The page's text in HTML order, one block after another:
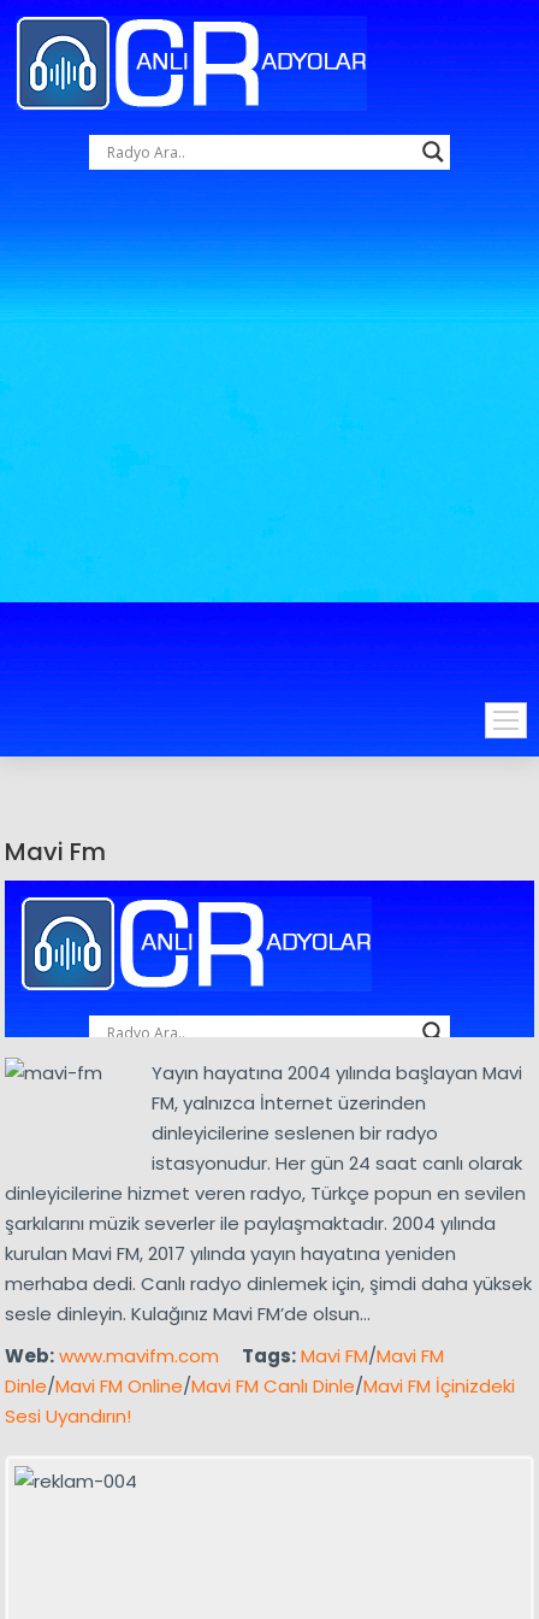
Mavi Fm
Yayın hayatına 2004 yılında başlayan Mavi
FM, yalnızca İnternet üzerinden
dinleyicilerine seslenen bir radyo
istasyonudur. Her gün 24 saat canlı olarak
dinleyicilerine hizmet veren radyo, Türkçe popun en sevilen
şarkılarını müzik severler ile paylaşmaktadır. 2004 yılında
kurulan Mavi FM, 2017 yılında yayın hayatına yeniden
merhaba dedi. Canlı radyo dinlemek için, şimdi daha yüksek
sesle dinleyin. Kulağınız Mavi FM’de olsun…
Web:www.mavifm.com Tags:Mavi FM/Mavi FM
Dinle/Mavi FM Online/Mavi FM Canlı Dinle/Mavi FM İçinizdeki
Sesi Uyandırın!